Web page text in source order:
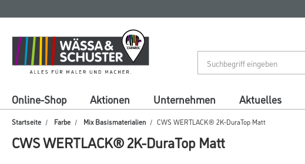
springen
springen
Online-Shop Aktionen Unternehmen Aktuelles
Startseite Farbe Mix Basismaterialien CWS WERTLACK® 2K-DuraTop Matt
CWS WERTLACK® 2K-DuraTop Matt